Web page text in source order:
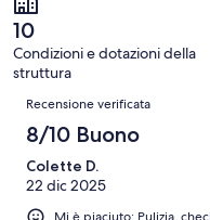
recensioni
su
5
recensioni
10
Condizioni e dotazioni della
struttura
Recensioni
Recensione verificata
8/10 Buono
Colette D.
22 dic 2025